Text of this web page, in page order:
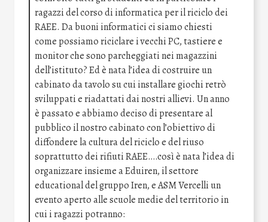
ragazzi del corso di informatica per il riciclo dei
RAEE. Da buoni informatici ci siamo chiesti
come possiamo riciclare i vecchi PC, tastiere e
monitor che sono parcheggiati nei magazzini
dell’istituto? Ed è nata l’idea di costruire un
cabinato da tavolo su cui installare giochi retrò
sviluppati e riadattati dai nostri allievi. Un anno
è passato e abbiamo deciso di presentare al
pubblico il nostro cabinato con l’obiettivo di
diffondere la cultura del riciclo e del riuso
soprattutto dei rifiuti RAEE….così è nata l’idea di
organizzare insieme a Eduiren, il settore
educational del gruppo Iren, e ASM Vercelli un
evento aperto alle scuole medie del territorio in
cui i ragazzi potranno: